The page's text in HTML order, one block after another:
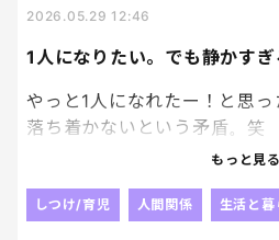
それだけで、なんか急に自由✨
で、気づくとネット見て、動
の検索して、昔の写真見返して
1人になりたい。でも静かすぎ
2026.05.29 12:46
やっと1人になれたー！と思
落ち着かないという矛盾。笑
もっと見る
しつけ/育児 人間関係 生活と暮